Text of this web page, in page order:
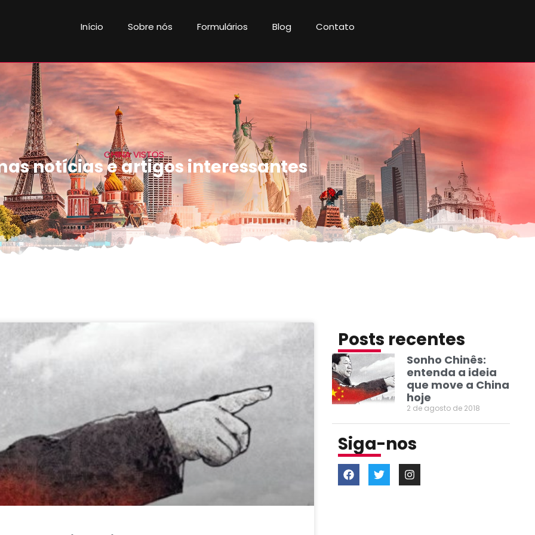
Início Sobre nós Formulários Blog Contato
CHINA VISTOS
notícias e artigos interessantes
Posts recentes
Sonho Chinês:
entenda a ideia
que move a China
hoje
2 de agosto de 2018
Siga-nos